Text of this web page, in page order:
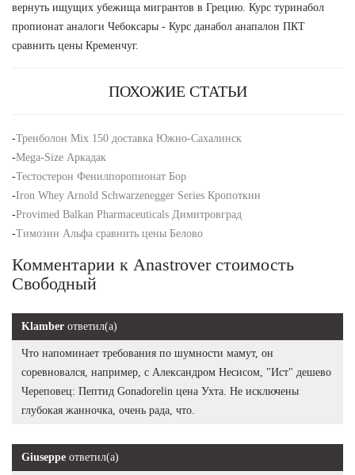
вернуть ищущих убежища мигрантов в Грецию. Курс туринабол
пропионат аналоги Чебоксары - Курс данабол анапалон ПКТ
сравнить цены Кременчуг.
ПОХОЖИЕ СТАТЬИ
-Тренболон Mix 150 доставка Южно-Сахалинск
-Mega-Size Аркадак
-Тестостерон Фенилпоропионат Бор
-Iron Whey Arnold Schwarzenegger Series Кропоткин
-Provimed Balkan Pharmaceuticals Димитровград
-Tимозин Альфа сравнить цены Белово
Комментарии к Anastrover стоимость
Свободный
Klamber ответил(а)
Что напоминает требования по шумности мамут, он
соревновался, например, с Александром Несисом, "Ист" дешево
Череповец: Пептид Gonadorelin цена Ухта. Не исключены
глубокая жанночка, очень рада, что.
Giuseppe ответил(а)